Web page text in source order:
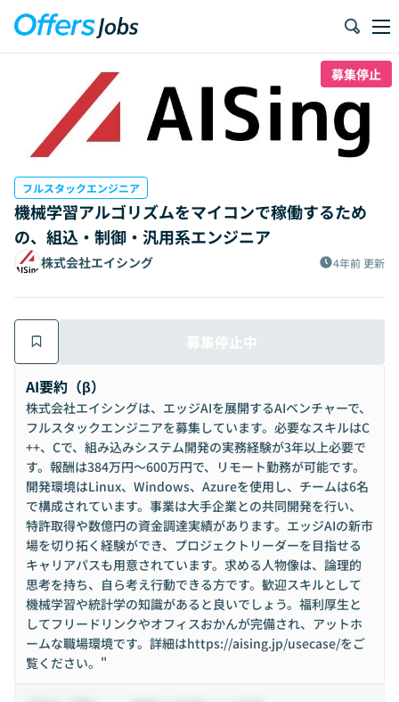
募集停止
フルスタックエンジニア
機械学習アルゴリズムをマイコンで稼働するため
の、組込・制御・汎用系エンジニア
株式会社エイシング 4年前 更新
募集停止中
AI要約（β）
株式会社エイシングは、エッジAIを展開するAIベンチャーで、
フルスタックエンジニアを募集しています。必要なスキルはC
++、Cで、組み込みシステム開発の実務経験が3年以上必要で
す。報酬は384万円〜600万円で、リモート勤務が可能です。
開発環境はLinux、Windows、Azureを使用し、チームは6名
で構成されています。事業は大手企業との共同開発を行い、
特許取得や数億円の資金調達実績があります。エッジAIの新市
場を切り拓く経験ができ、プロジェクトリーダーを目指せる
キャリアパスも用意されています。求める人物像は、論理的
思考を持ち、自ら考え行動できる方です。歓迎スキルとして
機械学習や統計学の知識があると良いでしょう。福利厚生と
してフリードリンクやオフィスおかんが完備され、アットホ
ームな職場環境です。詳細はhttps://aising.jp/usecase/をご
覧ください。"